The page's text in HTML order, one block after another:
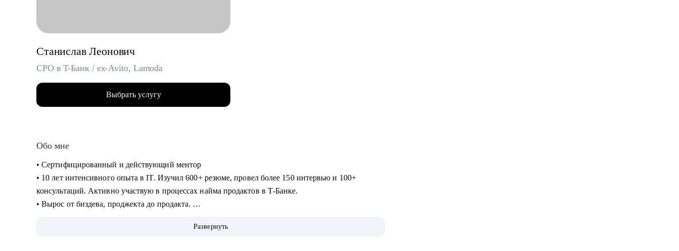
Станислав Леонович
CPO в T-Банк / ex-Avito, Lamoda
Выбрать услугу
Обо мне
• Сертифицированный и действующий ментор
• 10 лет интенсивного опыта в IT. Изучил 600+ резюме, провел более 150 интервью и 100+
консультаций. Активно участвую в процессах найма продактов в Т-Банке.
• Вырос от биздева, проджекта до продакта.
• Отвечаю за 3 продуктовых направления, юнит-экономику, PnL, создание и реализацию
Развернуть